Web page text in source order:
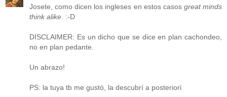
Josete, como dicen los ingleses en estos casos great minds
think alike . :-D
DISCLAIMER: Es un dicho que se dice en plan cachondeo,
no en plan pedante.
Un abrazo!
PS: la tuya tb me gustó, la descubrí a posteriori